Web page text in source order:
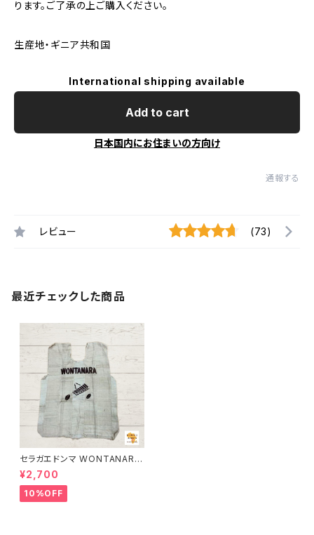
ります。ご了承の上ご購入ください。
生産地・ギニア共和国
International shipping available
Add to cart
日本国内にお住まいの方向け
通報する
レビュー (73)
最近チェックした商品
セラガエドンマ WONTANARA
＆バラフォン 胴囲110cm
¥2,700
10%OFF